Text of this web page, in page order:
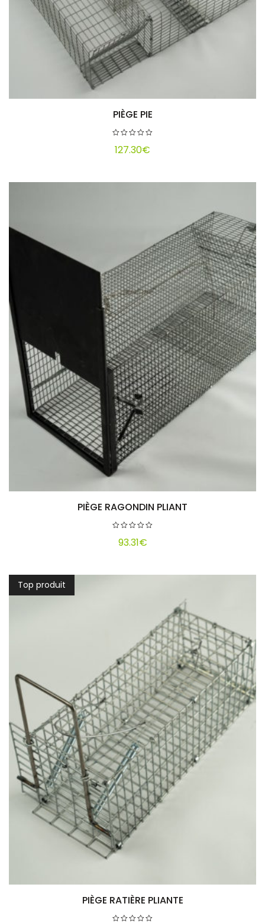
PIÈGE PIE
127.30€
Ajouter au panier
PIÈGE RAGONDIN PLIANT
93.31€
Ajouter au panier
Top produit
PIÈGE RATIÈRE PLIANTE
Ajouter au panier